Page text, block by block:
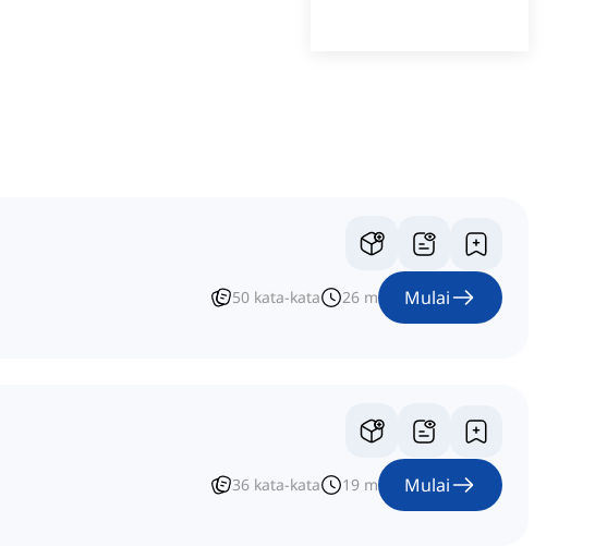
50 kata-kata 26 m Mulai
36 kata-kata 19 m Mulai